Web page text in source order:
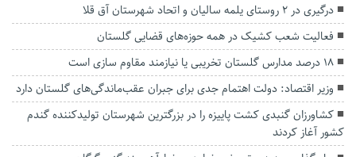
درگیری در ۲ روستای یلمه سالیان و اتحاد شهرستان آق قلا
فعالیت شعب کشیک در همه حوزه‌های قضایی گلستان
۱۸ درصد مدارس گلستان تخریبی یا نیازمند مقاوم سازی است
وزیر اقتصاد: دولت اهتمام جدی برای جبران عقب‌ماندگی‌های گلستان دارد
کشاورزان گنبدی کشت پاییزه را در بزرگترین شهرستان تولیدکننده گندم
کشور آغاز کردند